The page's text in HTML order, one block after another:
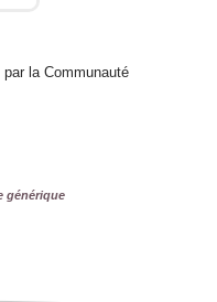
la Communauté
générique